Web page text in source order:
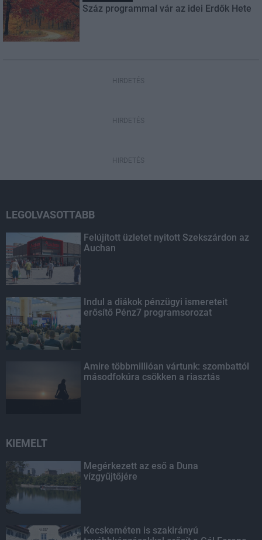
Száz programmal vár az idei Erdők Hete
HIRDETÉS
HIRDETÉS
HIRDETÉS
LEGOLVASOTTABB
Felújított üzletet nyitott Szekszárdon az
Auchan
Indul a diákok pénzügyi ismereteit
erősítő Pénz7 programsorozat
Amire többmillióan vártunk: szombattól
másodfokúra csökken a riasztás
KIEMELT
Megérkezett az eső a Duna
vízgyűjtőjére
Kecskeméten is szakirányú